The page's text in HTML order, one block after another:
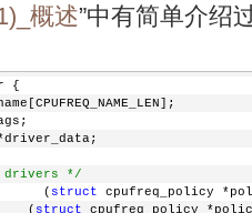
概述”中有简单介绍
{
drivers */
(
struct cpufreq_policy
(
struct cpufreq_policy